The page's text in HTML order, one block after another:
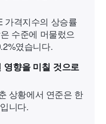
가격지수의 상승률
수준에 머물렀으
였습니다.
영향을 미칠 것으로
상황에서 연준은 한
니다.